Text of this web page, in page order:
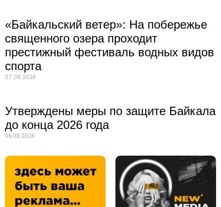
«Байкальский ветер»: На побережье
священного озера проходит
престижный фестиваль водных видов
спорта
07.08.2026
Утверждены меры по защите Байкала
до конца 2026 года
06.08.2026